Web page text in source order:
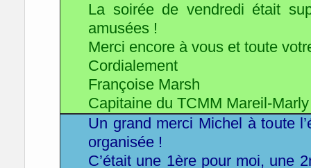
La soirée de vendredi était
amusées !
Merci encore à vous et toute
Cordialement
Françoise Marsh
Capitaine du TCMM Mareil-Marly
Un grand merci Michel à toute
organisée !
C’était une 1ère pour moi, une